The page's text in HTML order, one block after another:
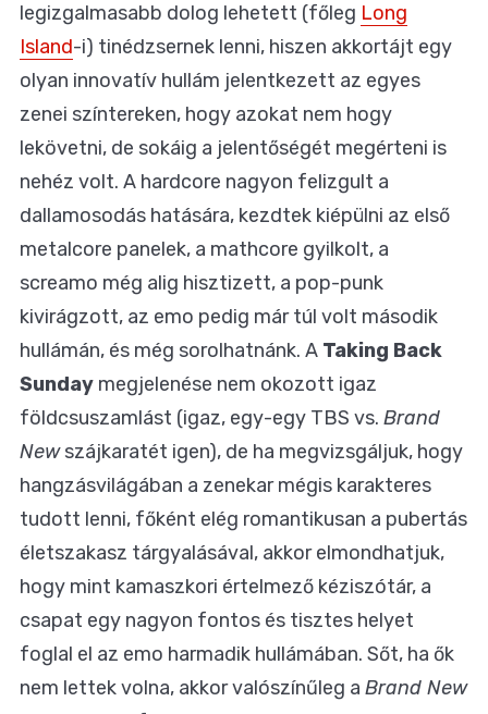
legizgalmasabb dolog lehetett (főleg Long
Island-i) tinédzsernek lenni, hiszen akkortájt egy
olyan innovatív hullám jelentkezett az egyes
zenei színtereken, hogy azokat nem hogy
lekövetni, de sokáig a jelentőségét megérteni is
nehéz volt. A hardcore nagyon felizgult a
dallamosodás hatására, kezdtek kiépülni az első
metalcore panelek, a mathcore gyilkolt, a
screamo még alig hisztizett, a pop-punk
kivirágzott, az emo pedig már túl volt második
hullámán, és még sorolhatnánk. A Taking Back
Sunday megjelenése nem okozott igaz
földcsuszamlást (igaz, egy-egy TBS vs. Brand
Newszájkaratét igen), de ha megvizsgáljuk, hogy
hangzásvilágában a zenekar mégis karakteres
tudott lenni, főként elég romantikusan a pubertás
életszakasz tárgyalásával, akkor elmondhatjuk,
hogy mint kamaszkori értelmező kéziszótár, a
csapat egy nagyon fontos és tisztes helyet
foglal el az emo harmadik hullámában. Sőt, ha ők
nem lettek volna, akkor valószínűleg a Brand New